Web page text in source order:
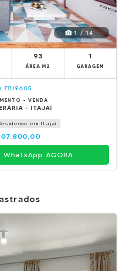
1 / 14
93
ÁREA M2
1
GARAGEM
EBI9605
- VENDA
- ITAJAÍ
em Itajaí
WhatsApp AGORA